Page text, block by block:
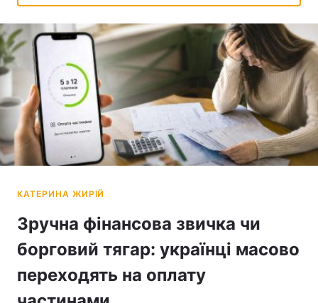
Зручна фінансова звичка чи
борговий тягар: українці масово
переходять на оплату